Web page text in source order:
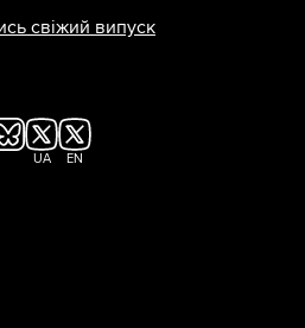
свіжий випуск
UA EN